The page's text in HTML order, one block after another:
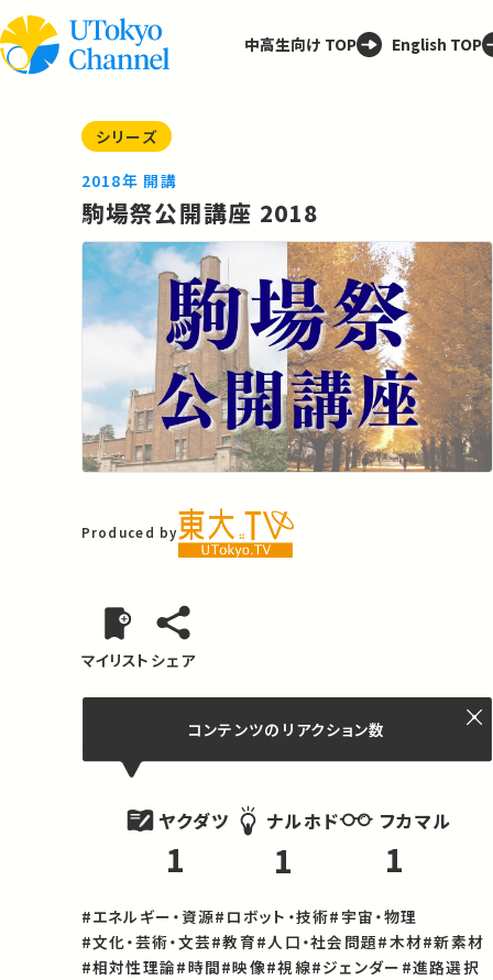
中高生向け TOP English TOP
シリーズ
2018年 開講
駒場祭公開講座 2018
Produced by
マイリスト シェア
コンテンツの リアクション数
ヤクダツ
1
ナルホド
1
フカマル
1
#エネルギー・資源#ロボット・技術#宇宙・物理
#文化・芸術・文芸#教育#人口・社会問題#木材#新素材
#相対性理論#時間#映像#視線#ジェンダー #進路選択